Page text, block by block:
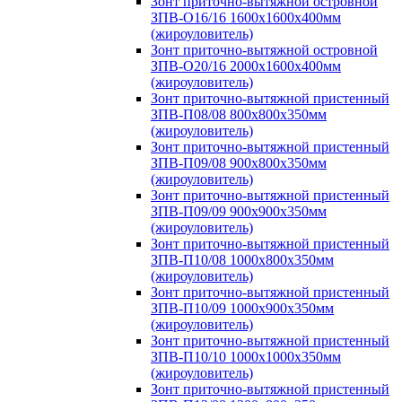
ЗПВ-О16/16 1600х1600х400мм
(жироуловитель)
Зонт приточно-вытяжной островной
ЗПВ-О20/16 2000х1600х400мм
(жироуловитель)
Зонт приточно-вытяжной пристенный
ЗПВ-П08/08 800х800х350мм
(жироуловитель)
Зонт приточно-вытяжной пристенный
ЗПВ-П09/08 900х800х350мм
(жироуловитель)
Зонт приточно-вытяжной пристенный
ЗПВ-П09/09 900х900х350мм
(жироуловитель)
Зонт приточно-вытяжной пристенный
ЗПВ-П10/08 1000х800х350мм
(жироуловитель)
Зонт приточно-вытяжной пристенный
ЗПВ-П10/09 1000х900х350мм
(жироуловитель)
Зонт приточно-вытяжной пристенный
ЗПВ-П10/10 1000х1000х350мм
(жироуловитель)
Зонт приточно-вытяжной пристенный